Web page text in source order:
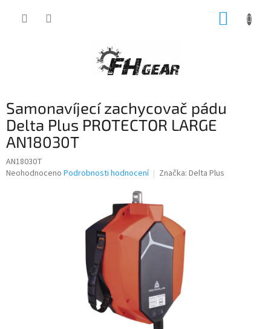
Samonavíjecí zachycovač pádu
Delta Plus PROTECTOR LARGE
AN18030T
AN18030T
Průměrné
Neohodnoceno Podrobnosti hodnocení Značka: Delta Plus